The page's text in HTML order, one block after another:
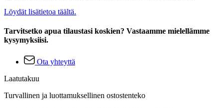
Löydät lisätietoa täältä.
Tarvitsetko apua tilaustasi koskien? Vastaamme mielellämme
kysymyksiisi.
Ota yhteyttä
Laatutakuu
Turvallinen ja luottamuksellinen ostostenteko